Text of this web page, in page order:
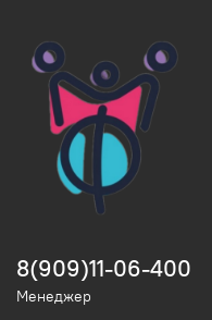
8(909)11-06-400
Менеджер